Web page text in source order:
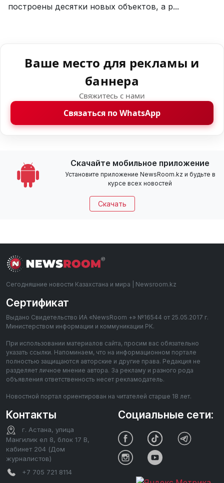
построены десятки новых объектов, а р...
Ваше место для рекламы и
баннера
Свяжитесь с нами
Связаться по WhatsApp
Скачайте мобильное приложение
Установите приложение NewsRoom.kz и будьте в
курсе всех новостей
Скачать
Сегодняшние новости Казахстана и мира | Newsroom.kz
Сертификат
Выдано Свидетельство ИА «NewsRoom +» №16544 от 25.05.2017 г.
Министерством информации и коммуникации РК.
При использовании материалов сайта, просим вас обязательно
указать ссылки. Напоминаем, что на информационном портале
полностью защищаются авторские и другие права. Редакция не
разделяет личное мнение автора. За рекламу и разного рода
объявления ответственность несет рекламодатель.
Новостной портал ориентирован на читателей старше 18 лет.
Контакты
г. Астана, улица
Мангилик ел 8, блок 17 В,
кабинет 204 (Дом
журналистов)
+7 705 721 8114
Социальные сети: